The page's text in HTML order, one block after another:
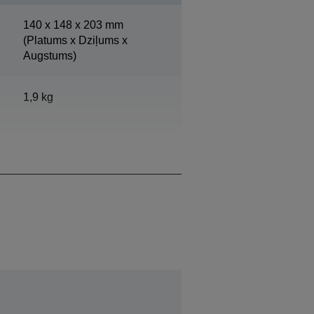
140‎ x 148 x 203 mm
(Platums x Dziļums x
Augstums)
1,9 kg